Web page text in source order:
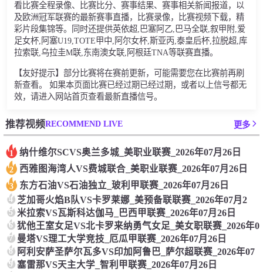
看比赛全程录像、比赛比分、赛事结果、赛事相关新闻报道，以
及欧洲冠军联赛的最新赛事直播，比赛录像，比赛视频下载，精
彩片段集锦等。同时还提供英依超,巴塞阿乙,巴马全联,叙甲附,爱
足女杯,阿塞U19,TOTE甲中,阿尔女杯,斯亚丙,泰皇后杯,拉脱超,库
拉索联,乌拉圭M联,东南澳女联,阿根廷TNA等联赛直播。
【友好提示】部分比赛将在赛前更新，可能需要您在比赛前再刷
新查看。 如果本页面比赛已经过期已经过期，或者以上信号都无
效，请进入网站首页查看最新直播信号。
推荐视频RECOMMEND LIVE 更多
1 纳什维尔SCVS奥兰多城_美职业联赛_2026年07月26日
2 西雅图海湾人VS费城联合_美职业联赛_2026年07月26日
3 东方石油VS石油独立_玻利甲联赛_2026年07月26日
4 芝加哥火焰B队VS卡罗莱娜_美预备联联赛_2026年07月2
5 米拉索VS瓦斯科达伽马_巴西甲联赛_2026年07月26日
6 犹他王室女足VS北卡罗来纳勇气女足_美女职联赛_2026年0
7 曼塔VS理工大学竞技_厄瓜甲联赛_2026年07月26日
8 阿利安萨圣萨尔瓦多VS印加阿鲁巴_萨尔超联赛_2026年07
9 塞雷那VS天主大学_智利甲联赛_2026年07月26日